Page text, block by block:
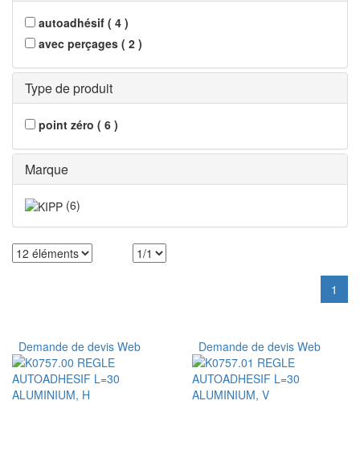
autoadhésif ( 4 )
avec perçages ( 2 )
Type de produit
point zéro ( 6 )
Marque
(6)
1
Demande de devis Web Demande de devis Web